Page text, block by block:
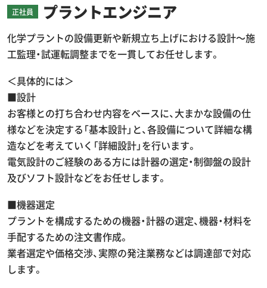
正社員 プラントエンジニア
化学プラントの設備更新や新規立ち上げにおける設計～施
工監理・試運転調整までを一貫してお任せします。
＜具体的には＞
■設計
お客様との打ち合わせ内容をベースに、大まかな設備の仕
様などを決定する「基本設計」と、各設備について詳細な構
造などを考えていく「詳細設計」を行います。
電気設計のご経験のある方には計器の選定・制御盤の設計
及びソフト設計などをお任せします。
■機器選定
プラントを構成するための機器・計器の選定、機器・材料を
手配するための注文書作成。
業者選定や価格交渉、実際の発注業務などは調達部で対応
します。